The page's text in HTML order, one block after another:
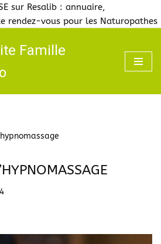
sur Resalib : annuaire,
rendez-vous pour les Naturopathes
Famille